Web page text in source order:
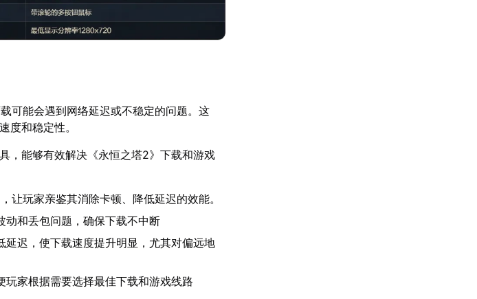
可能会遇到网络延迟或不稳定的问题。这
度和稳定性。
，能够有效解决《永恒之塔2》下载和游戏
让玩家亲鉴其消除卡顿、降低延迟的效能。
动和丢包问题，确保下载不中断
延迟，使下载速度提升明显，尤其对偏远地
玩家根据需要选择最佳下载和游戏线路